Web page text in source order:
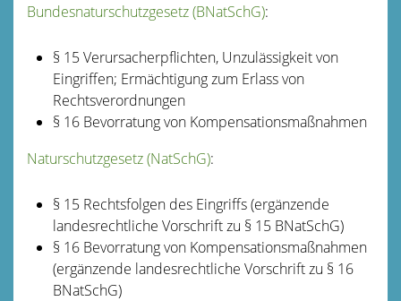
Bundesnaturschutzgesetz (BNatSchG):
§ 15Verursacherpflichten, Unzulässigkeit von
Eingriffen; Ermächtigung zum Erlass von
Rechtsverordnungen
§ 16 Bevorratung von Kompensationsmaßnahmen
Naturschutzgesetz (NatSchG):
§ 15 Rechtsfolgen des Eingriffs(ergänzende
landesrechtliche Vorschrift zu § 15 BNatSchG)
§ 16 Bevorratung von Kompensationsmaßnahmen
(ergänzende landesrechtliche Vorschrift zu § 16
BNatSchG)